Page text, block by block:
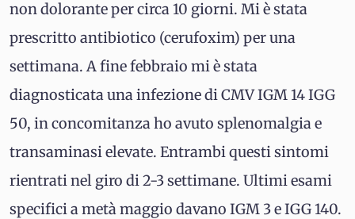
non dolorante per circa 10 giorni. Mi è stata
prescritto antibiotico (cerufoxim) per una
settimana. A fine febbraio mi è stata
diagnosticata una infezione di CMV IGM 14 IGG
50, in concomitanza ho avuto splenomalgia e
transaminasi elevate. Entrambi questi sintomi
rientrati nel giro di 2-3 settimane. Ultimi esami
specifici a metà maggio davano IGM 3 e IGG 140.